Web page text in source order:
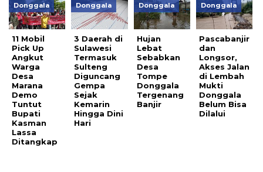
Donggala
11 Mobil
Pick Up
Angkut
Warga
Desa
Marana
Demo
Tuntut
Bupati
Kasman
Lassa
Ditangkap
Donggala
3 Daerah di
Sulawesi
Termasuk
Sulteng
Diguncang
Gempa
Sejak
Kemarin
Hingga Dini
Hari
Donggala
Hujan
Lebat
Sebabkan
Desa
Tompe
Donggala
Tergenang
Banjir
Donggala
Pascabanjir
dan
Longsor,
Akses Jalan
di Lembah
Mukti
Donggala
Belum Bisa
Dilalui